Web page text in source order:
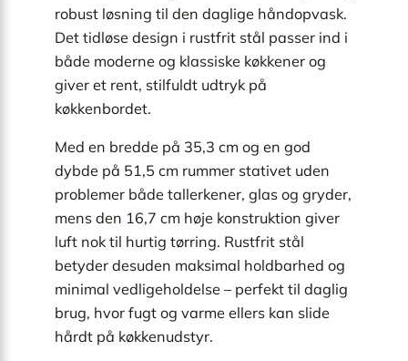
robust løsning til den daglige håndopvask.
Det tidløse design i rustfrit stål passer ind i
både moderne og klassiske køkkener og
giver et rent, stilfuldt udtryk på
køkkenbordet.
Med en bredde på 35,3 cm og en god
dybde på 51,5 cm rummer stativet uden
problemer både tallerkener, glas og gryder,
mens den 16,7 cm høje konstruktion giver
luft nok til hurtig tørring. Rustfrit stål
betyder desuden maksimal holdbarhed og
minimal vedligeholdelse – perfekt til daglig
brug, hvor fugt og varme ellers kan slide
hårdt på køkkenudstyr.